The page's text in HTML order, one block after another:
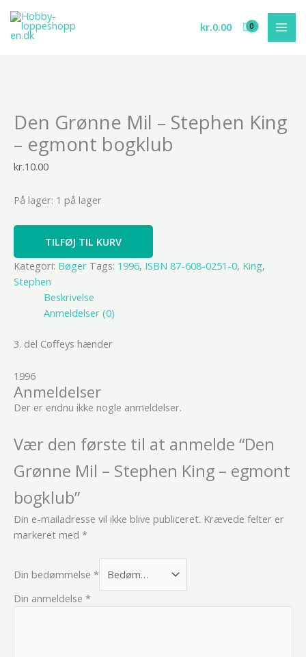
indholdet
kr.0.00
Den Grønne Mil – Stephen King
– egmont bogklub
kr.10.00
På lager: 1 på lager
Grønne
Mil
-
Stephen
-
bogklub
TILFØJ TIL KURV
Kategori: Bøger Tags: 1996, ISBN 87-608-0251-0, King,
Stephen
Beskrivelse
Anmeldelser (0)
3. del Coffeys hænder
1996
Anmeldelser
Der er endnu ikke nogle anmeldelser.
Vær den første til at anmelde “Den
Grønne Mil – Stephen King – egmont
bogklub”
Din e-mailadresse vil ikke blive publiceret. Krævede felter er
markeret med *
Din bedømmelse *
Din anmeldelse *